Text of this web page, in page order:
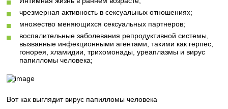
чрезмерная активность в сексуальных отношениях;
множество меняющихся сексуальных партнеров;
воспалительные заболевания репродуктивной системы,
вызванные инфекционными агентами, такими как герпес,
гонорея, хламидии, трихомонады, уреаплазмы и вирус
папилломы человека;
Вот как выглядит вирус папилломы человека